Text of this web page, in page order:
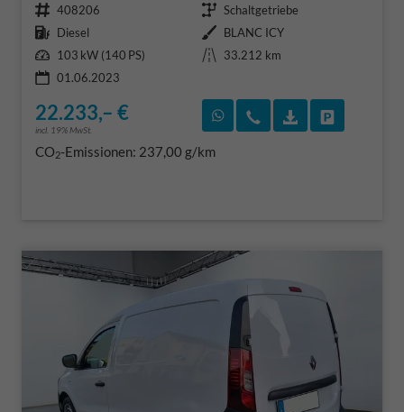
Fahrzeugnr. 408206 Getriebe Schaltgetriebe
Kraftstoff Diesel Außenfarbe BLANC ICY
Leistung 103 kW (140 PS) Kilometerstand
33.212 km
01.06.2023
22.233,– €
incl. 19% MwSt.
Rückruf vereinbaren
Wir rufen Sie an
CO2-Emissionen: 237,00 g/km